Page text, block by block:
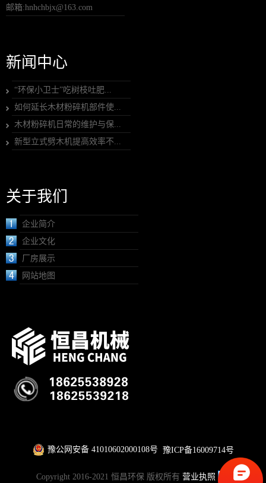
邮箱:hnhchbjx@163.com
新闻中心
“环保小卫士”吃树枝吐肥...
如何延长木材粉碎机部件使...
木材粉碎机日常的维护与保...
新型立式劈木机提高效率不...
关于我们
企业简介
企业文化
厂房展示
网站地图
豫公网安备 41010602000108号 豫ICP备16009714号
Copyright 2016-2021 恒昌环保 版权所有 营业执照